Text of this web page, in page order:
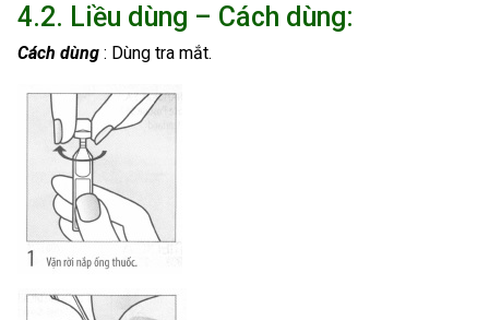
4.2. Liều dùng – Cách dùng:
Cách dùng : Dùng tra mắt.